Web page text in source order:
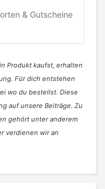
& Gutscheine
Produkt kaufst, erhalten
Für dich entstehen
wo du bestellst. Diese
auf unsere Beiträge. Zu
gehört unter anderem
verdienen wir an